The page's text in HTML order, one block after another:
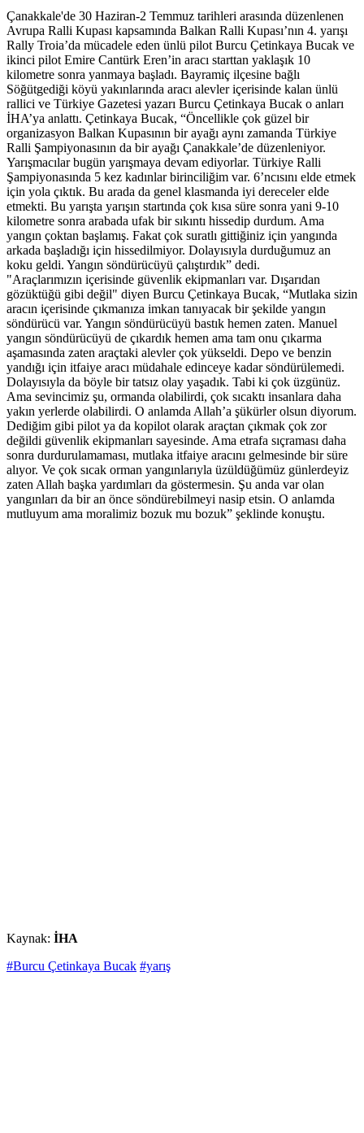
Çanakkale'de 30 Haziran-2 Temmuz tarihleri arasında düzenlenen
Avrupa Ralli Kupası kapsamında Balkan Ralli Kupası’nın 4. yarışı
Rally Troia’da mücadele eden ünlü pilot Burcu Çetinkaya Bucak ve
ikinci pilot Emire Cantürk Eren’in aracı starttan yaklaşık 10
kilometre sonra yanmaya başladı. Bayramiç ilçesine bağlı
Söğütgediği köyü yakınlarında aracı alevler içerisinde kalan ünlü
rallici ve Türkiye Gazetesi yazarı Burcu Çetinkaya Bucak o anları
İHA’ya anlattı. Çetinkaya Bucak, “Öncellikle çok güzel bir
organizasyon Balkan Kupasının bir ayağı aynı zamanda Türkiye
Ralli Şampiyonasının da bir ayağı Çanakkale’de düzenleniyor.
Yarışmacılar bugün yarışmaya devam ediyorlar. Türkiye Ralli
Şampiyonasında 5 kez kadınlar birinciliğim var. 6’ncısını elde etmek
için yola çıktık. Bu arada da genel klasmanda iyi dereceler elde
etmekti. Bu yarışta yarışın startında çok kısa süre sonra yani 9-10
kilometre sonra arabada ufak bir sıkıntı hissedip durdum. Ama
yangın çoktan başlamış. Fakat çok suratlı gittiğiniz için yangında
arkada başladığı için hissedilmiyor. Dolayısıyla durduğumuz an
koku geldi. Yangın söndürücüyü çalıştırdık” dedi.
"Araçlarımızın içerisinde güvenlik ekipmanları var. Dışarıdan
gözüktüğü gibi değil" diyen Burcu Çetinkaya Bucak, “Mutlaka sizin
aracın içerisinde çıkmanıza imkan tanıyacak bir şekilde yangın
söndürücü var. Yangın söndürücüyü bastık hemen zaten. Manuel
yangın söndürücüyü de çıkardık hemen ama tam onu çıkarma
aşamasında zaten araçtaki alevler çok yükseldi. Depo ve benzin
yandığı için itfaiye aracı müdahale edinceye kadar söndürülemedi.
Dolayısıyla da böyle bir tatsız olay yaşadık. Tabi ki çok üzgünüz.
Ama sevincimiz şu, ormanda olabilirdi, çok sıcaktı insanlara daha
yakın yerlerde olabilirdi. O anlamda Allah’a şükürler olsun diyorum.
Dediğim gibi pilot ya da kopilot olarak araçtan çıkmak çok zor
değildi güvenlik ekipmanları sayesinde. Ama etrafa sıçraması daha
sonra durdurulamaması, mutlaka itfaiye aracını gelmesinde bir süre
alıyor. Ve çok sıcak orman yangınlarıyla üzüldüğümüz günlerdeyiz
zaten Allah başka yardımları da göstermesin. Şu anda var olan
yangınları da bir an önce söndürebilmeyi nasip etsin. O anlamda
mutluyum ama moralimiz bozuk mu bozuk” şeklinde konuştu.
Kaynak: İHA
#Burcu Çetinkaya Bucak #yarış